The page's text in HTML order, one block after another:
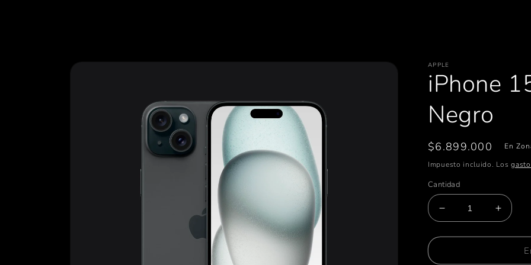
directamente
APPLE
iPhone
Negro
Precio
habitual
$6.899.000
En
Impuesto incluido. Los
Cantidad
Reducir
cantidad
para
15
cantidad
para
iPhone
15